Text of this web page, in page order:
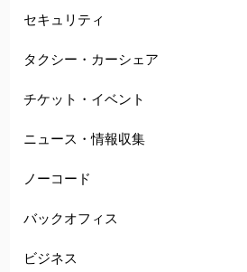
セキュリティ
タクシー・カーシェア
チケット・イベント
ニュース・情報収集
ノーコード
バックオフィス
ビジネス